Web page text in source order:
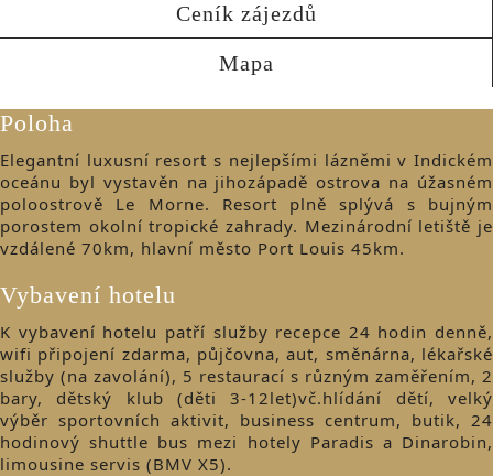
Ceník zájezdů
Mapa
Poloha
Elegantní luxusní resort s nejlepšími lázněmi v Indickém
oceánu byl vystavěn na jihozápadě ostrova na úžasném
poloostrově Le Morne. Resort plně splývá s bujným
porostem okolní tropické zahrady. Mezinárodní letiště je
vzdálené 70km, hlavní město Port Louis 45km.
Vybavení hotelu
K vybavení hotelu patří služby recepce 24 hodin denně,
wifi připojení zdarma, půjčovna, aut, směnárna, lékařské
služby (na zavolání), 5 restaurací s různým zaměřením, 2
bary, dětský klub (děti 3-12let)vč.hlídání dětí, velký
výběr sportovních aktivit, business centrum, butik, 24
hodinový shuttle bus mezi hotely Paradis a Dinarobin,
limousine servis (BMV X5).